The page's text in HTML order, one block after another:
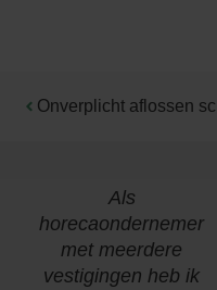
Als
horecaondernemer
met meerdere
vestigingen heb ik